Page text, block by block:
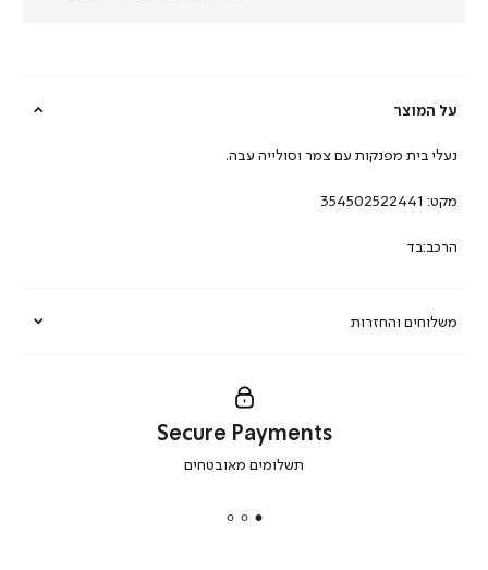
על המוצר
משלוחים והחזרות
נעלי בית מפנקות עם צמר וסולייה עבה.
מקט: 354502522441
הרכב:בד
secure
Secure Payments
תשלומים מאובטחים